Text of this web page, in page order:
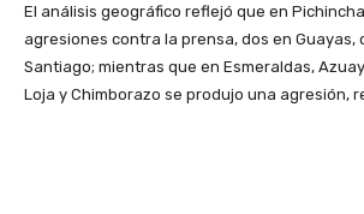
El análisis geográfico reflejó que en
agresiones contra la prensa, dos en Guayas,
Santiago; mientras que en Esmeraldas,
Loja y Chimborazo se produjo una agresión,